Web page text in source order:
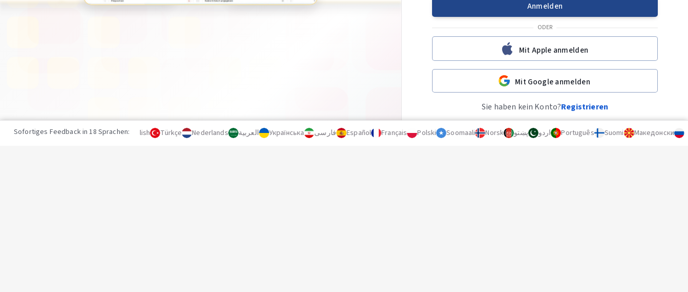
Anmelden
ODER
Mit Apple anmelden
Mit Google anmelden
Sie haben kein Konto?Registrieren
Sofortiges Feedback in 18 Sprachen:
Deutsch English Türkçe Nederlands العربية Українська فارسی Español Français Polski Soomaali Norsk پښتو اردو Português Suomi Македонски